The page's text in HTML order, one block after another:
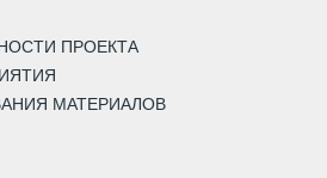
ПРОЕКТА
МАТЕРИАЛОВ